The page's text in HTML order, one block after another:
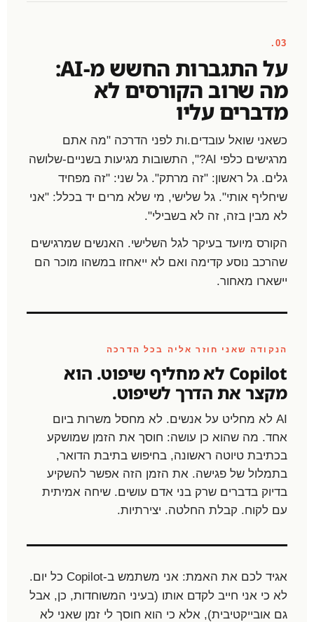
03.
על התגברות החשש מ-AI:
מה שרוב הקורסים לא
מדברים עליו
כשאני שואל עובדים.ות לפני הדרכה "מה אתם
מרגישים כלפי AI?", התשובות מגיעות בשניים-שלושה
גלים. גל ראשון: "זה מרתק". גל שני: "זה מפחיד
שיחליף אותי". גל שלישי, מי שלא מרים יד בכלל: "אני
לא מבין בזה, זה לא בשבילי".
הקורס מיועד בעיקר לגל השלישי. האנשים שמרגישים
שהרכב נוסע קדימה ואם לא ייאחזו במשהו מוכר הם
יישארו מאחור.
הנקודה שאני חוזר אליה בכל הדרכה
Copilot לא מחליף שיפוט. הוא
מקצר את הדרך לשיפוט.
AI לא מחליט על אנשים. לא מחסל משרות ביום
אחד. מה שהוא כן עושה: חוסך את הזמן שמושקע
בכתיבת טיוטה ראשונה, בחיפוש בתיבת הדואר,
בתמלול של פגישה. את הזמן הזה אפשר להשקיע
בדיוק בדברים שרק בני אדם עושים. שיחה אמיתית
עם לקוח. קבלת החלטה. יצירתיות.
אגיד לכם את האמת: אני משתמש ב-Copilot כל יום.
לא כי אני חייב לקדם אותו (בעיני המשוחדות, כן, אבל
גם אובייקטיבית), אלא כי הוא חוסך לי זמן שאני לא